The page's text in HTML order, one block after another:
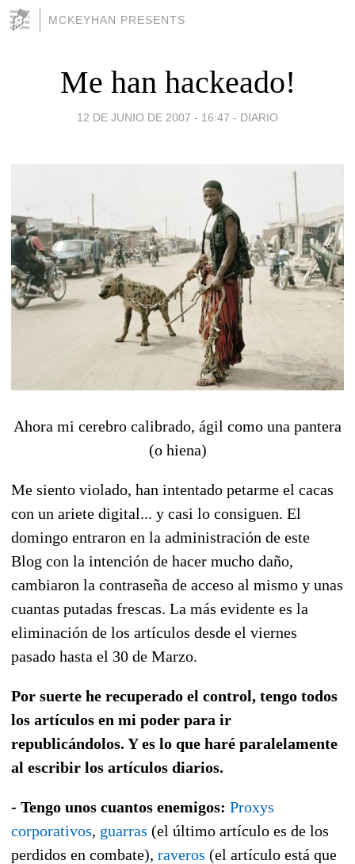
MCKEYHAN PRESENTS
Me han hackeado!
12 DE JUNIO DE 2007 - 16:47 - DIARIO
Ahora mi cerebro calibrado, ágil como una pantera
(o hiena)
Me siento violado, han intentado petarme el cacas
con un ariete digital... y casi lo consiguen. El
domingo entraron en la administración de este
Blog con la intención de hacer mucho daño,
cambiaron la contraseña de acceso al mismo y unas
cuantas putadas frescas. La más evidente es la
eliminación de los artículos desde el viernes
pasado hasta el 30 de Marzo.
Por suerte he recuperado el control, tengo todos
los artículos en mi poder para ir
republicándolos. Y es lo que haré paralelamente
al escribir los artículos diarios.
- Tengo unos cuantos enemigos: Proxys
corporativos, guarras (el último artículo es de los
perdidos en combate), raveros (el artículo está que